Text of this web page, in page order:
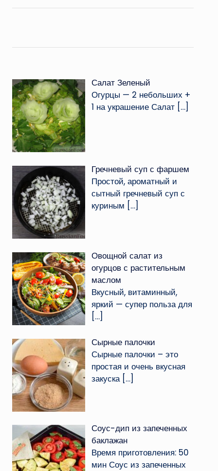
Салат Зеленый
Огурцы — 2 небольших +
1 на украшение Салат […]
Гречневый суп с фаршем
Простой, ароматный и
сытный гречневый суп с
куриным […]
Овощной салат из
огурцов с растительным
маслом
Вкусный, витаминный,
яркий — супер польза для
[…]
Сырные палочки
Сырные палочки – это
простая и очень вкусная
закуска […]
Соус-дип из запеченных
баклажан
Время приготовления: 50
мин Соус из запеченных